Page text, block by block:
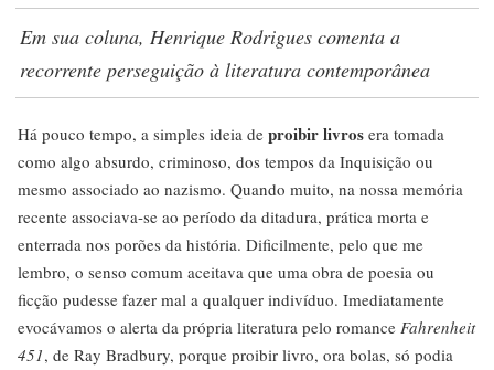
Em sua coluna, Henrique Rodrigues comenta a
recorrente perseguição à literatura contemporânea
Há pouco tempo, a simples ideia de proibir livros era tomada
como algo absurdo, criminoso, dos tempos da Inquisição ou
mesmo associado ao nazismo. Quando muito, na nossa memória
recente associava-se ao período da ditadura, prática morta e
enterrada nos porões da história. Dificilmente, pelo que me
lembro, o senso comum aceitava que uma obra de poesia ou
ficção pudesse fazer mal a qualquer indivíduo. Imediatamente
evocávamos o alerta da própria literatura pelo romance Fahrenheit
451, de Ray Bradbury, porque proibir livro, ora bolas, só podia